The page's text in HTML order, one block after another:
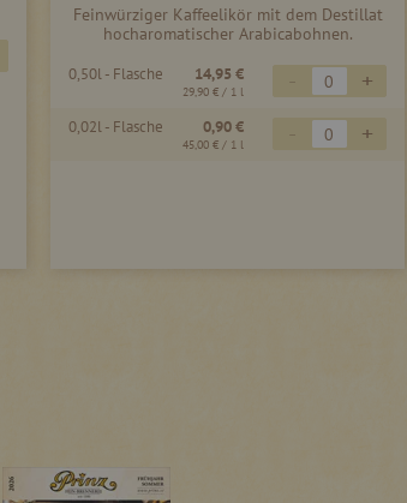
Feinwürziger Kaffeelikör mit dem Destillat
hocharomatischer Arabicabohnen.
0,50l - Flasche 14,95 €
29,90 € / 1 l - +
0,02l - Flasche 0,90 €
45,00 € / 1 l - +